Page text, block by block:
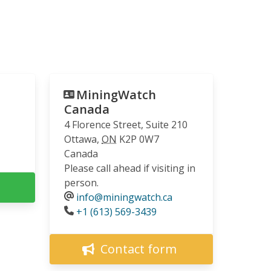
COMMUNIQUÉ
La contestation prend de
l’ampleur : onze
organisations demandent
d’être entendues dans la
poursuite du CQDE contre la
Loi C-5
27.04.2026
Communiqué de Presse:
Collectif Nous Mine Pas
20.04.2026
MiningWatch
Canada
4 Florence Street, Suite 210
Ottawa, ON K2P 0W7
Canada
Please call ahead if visiting in
person.
info@miningwatch.ca
Phone
+1 (613) 569-3439
Contact form